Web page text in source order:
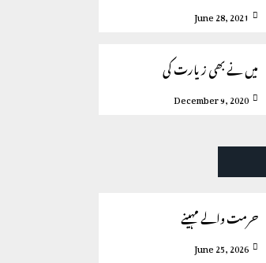
June 28, 2021
میں نے بھی زیارت کی
December 9, 2020
حرمت والے مہینے
June 25, 2026